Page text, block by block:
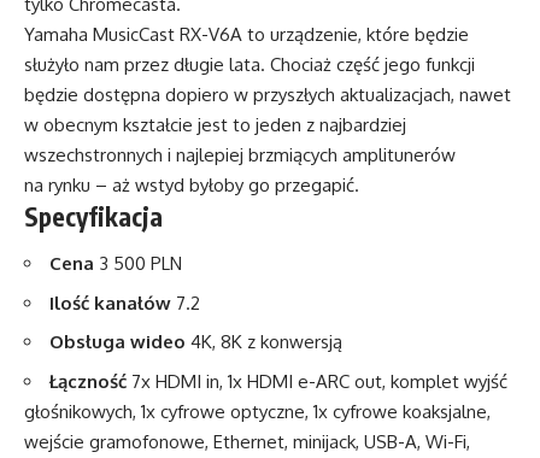
Yamaha MusicCast RX-V6A to urządzenie, które będzie
służyło nam przez długie lata. Chociaż część jego funkcji
będzie dostępna dopiero w przyszłych aktualizacjach, nawet
w obecnym kształcie jest to jeden z najbardziej
wszechstronnych i najlepiej brzmiących amplitunerów
na rynku – aż wstyd byłoby go przegapić.
Specyfikacja
Cena 3 500 PLN
Ilość kanałów 7.2
Obsługa wideo 4K, 8K z konwersją
Łączność 7x HDMI in, 1x HDMI e-ARC out, komplet wyjść
głośnikowych, 1x cyfrowe optyczne, 1x cyfrowe koaksjalne,
wejście gramofonowe, Ethernet, minijack, USB-A, Wi-Fi,